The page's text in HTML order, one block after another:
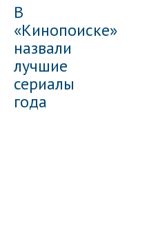
В
«Кинопоиске»
назвали
лучшие
сериалы
года